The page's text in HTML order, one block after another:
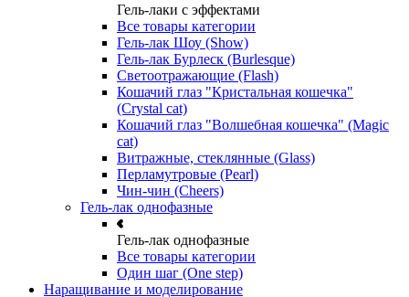
Гель-лаки с эффектами
Все товары категории
Гель-лак Шоу (Show)
Гель-лак Бурлеск (Burlesque)
Светоотражающие (Flash)
Кошачий глаз "Кристальная кошечка"
(Crystal cat)
Кошачий глаз "Волшебная кошечка" (Magic
cat)
Витражные, стеклянные (Glass)
Перламутровые (Pearl)
Чин-чин (Cheers)
Гель-лак однофазные
Гель-лак однофазные
Все товары категории
Один шаг (One step)
Наращивание и моделирование